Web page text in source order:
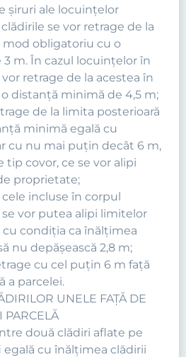
şiruri ale locuinţelor
se vor retrage de la
mod obligatoriu cu o
m. În cazul locuinţelor în
retrage de la acestea în
distanţă minimă de 4,5 m;
de la limita posterioară
minimă egală cu
cu nu mai puţin decât 6 m,
tip covor, ce se vor alipi
proprietate;
cele incluse în corpul
vor putea alipi limitelor
cu condiţia ca înălţimea
nu depăşească 2,8 m;
cu cel puţin 6 m faţă
a parcelei.
UNELE FAŢĂ DE
PARCELĂ
două clădiri aflate pe
egală cu înălţimea clădirii